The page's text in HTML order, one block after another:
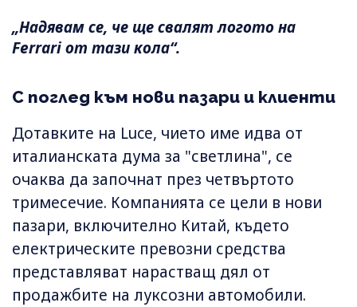
„Надявам се, че ще свалят логото на
Ferrari от тази кола“.
С поглед към нови пазари и клиенти
Дотавките на Luce, чието име идва от
италианската дума за "светлина", се
очаква да започнат през четвъртото
тримесечие. Компанията се цели в нови
пазари, включително Китай, където
електрическите превозни средства
представляват нарастващ дял от
продажбите на луксозни автомобили.